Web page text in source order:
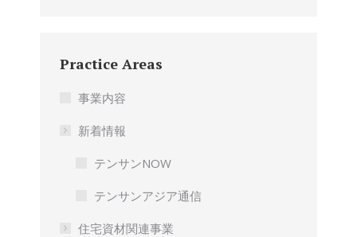
Practice Areas
事業内容
新着情報
テンサンNOW
テンサンアジア通信
住宅資材関連事業